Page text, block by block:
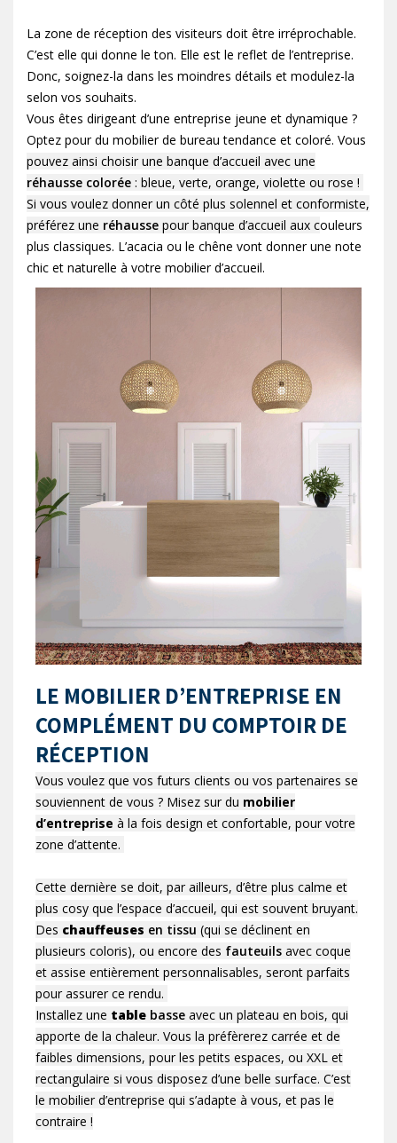
La zone de réception des visiteurs doit être irréprochable.
C’est elle qui donne le ton. Elle est le reflet de l’entreprise.
Donc, soignez-la dans les moindres détails et modulez-la
selon vos souhaits.
Vous êtes dirigeant d’une entreprise jeune et dynamique ?
Optez pour du mobilier de bureau tendance et coloré. Vous
pouvez ainsi choisir une banque d’accueil avec une
réhausse colorée : bleue, verte, orange, violette ou rose !
Si vous voulez donner un côté plus solennel et conformiste,
préférez une réhausse pour banque d’accueil aux couleurs
plus classiques. L’acacia ou le chêne vont donner une note
chic et naturelle à votre mobilier d’accueil.
LE MOBILIER D’ENTREPRISE EN
COMPLÉMENT DU COMPTOIR DE
RÉCEPTION
Vous voulez que vos futurs clients ou vos partenaires se
souviennent de vous ? Misez sur du mobilier
d’entreprise à la fois design et confortable, pour votre
zone d’attente.
Cette dernière se doit, par ailleurs, d’être plus calme et
plus cosy que l’espace d’accueil, qui est souvent bruyant.
Des chauffeuses en tissu (qui se déclinent en
plusieurs coloris), ou encore des fauteuils avec coque
et assise entièrement personnalisables, seront parfaits
pour assurer ce rendu.
Installez une table basse avec un plateau en bois, qui
apporte de la chaleur. Vous la préfèrerez carrée et de
faibles dimensions, pour les petits espaces, ou XXL et
rectangulaire si vous disposez d’une belle surface. C’est
le mobilier d’entreprise qui s’adapte à vous, et pas le
contraire !